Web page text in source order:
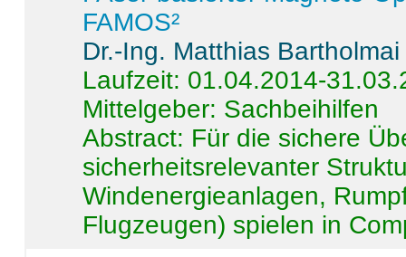
FAMOS²
Dr.-Ing. Matthias Bartholmai
Laufzeit: 01.04.2014-
Mittelgeber: Sachbeihilfen
Abstract: Für die sichere
sicherheitsrelevanter
Windenergieanlagen,
Flugzeugen) spielen in